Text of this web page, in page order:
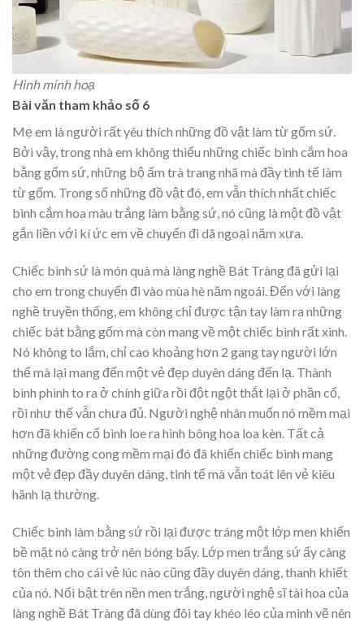
Hình minh hoạ
Bài văn tham khảo số 6
Mẹ em là người rất yêu thích những đồ vật làm từ gốm sứ.
Bởi vậy, trong nhà em không thiếu những chiếc bình cắm hoa
bằng gốm sứ, những bộ ấm trà trang nhã mà đầy tinh tế làm
từ gốm. Trong số những đồ vật đó, em vẫn thích nhất chiếc
bình cắm hoa màu trắng làm bằng sứ, nó cũng là một đồ vật
gắn liền với kí ức em về chuyến đi dã ngoại năm xưa.
Chiếc bình sứ là món quà mà làng nghề Bát Tràng đã gửi lại
cho em trong chuyến đi vào mùa hè năm ngoái. Đến với làng
nghề truyền thống, em không chỉ được tận tay làm ra những
chiếc bát bằng gốm mà còn mang về một chiếc bình rất xinh.
Nó không to lắm, chỉ cao khoảng hơn 2 gang tay người lớn
thế mà lại mang đến một vẻ đẹp duyên dáng đến lạ. Thành
bình phình to ra ở chính giữa rồi đột ngột thắt lại ở phần cổ,
rồi như thế vẫn chưa đủ. Người nghệ nhân muốn nó mềm mại
hơn đã khiến cổ bình loe ra hình bông hoa loa kèn. Tất cả
những đường cong mềm mại đó đã khiến chiếc bình mang
một vẻ đẹp đầy duyên dáng, tinh tế mà vẫn toát lên vẻ kiêu
hãnh lạ thường.
Chiếc bình làm bằng sứ rồi lại được tráng một lớp men khiến
bề mặt nó càng trở nên bóng bẩy. Lớp men trắng sứ ấy càng
tôn thêm cho cái vẻ lúc nào cũng đầy duyên dáng, thanh khiết
của nó. Nổi bật trên nền men trắng, người nghệ sĩ tài hoa của
làng nghề Bát Tràng đã dùng đôi tay khéo léo của mình vẽ nên